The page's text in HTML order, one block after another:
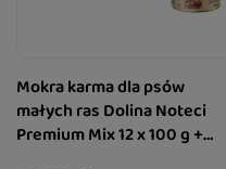
Mokra karma dla psów
małych ras Dolina Noteci
Premium Mix 12 x 100 g +